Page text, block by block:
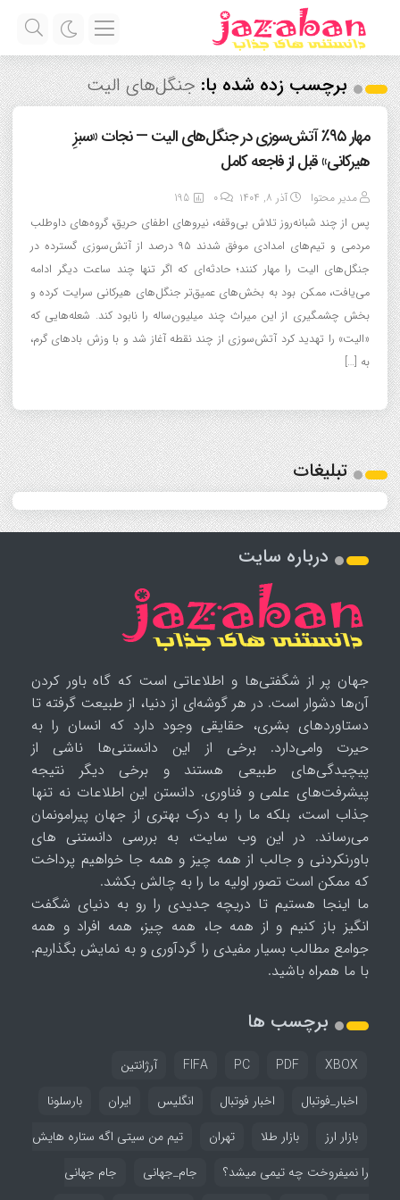
برچسب زده شده با:جنگل‌های الیت
مهار ۹۵٪ آتش‌سوزی در جنگل‌های الیت — نجات «سبزِ
هیرکانی» قبل از فاجعه کامل
مدیر محتوا آذر ۸, ۱۴۰۴ 0
195
پس از چند شبانه‌روز تلاش بی‌وقفه، نیروهای اطفای حریق، گروه‌های داوطلب
مردمی و تیم‌های امدادی موفق شدند ۹۵ درصد از آتش‌سوزی گسترده در
جنگل‌های الیت را مهار کنند؛ حادثه‌ای که اگر تنها چند ساعت دیگر ادامه
می‌یافت، ممکن بود به بخش‌های عمیق‌تر جنگل‌های هیرکانی سرایت کرده و
بخش چشمگیری از این میراث چند میلیون‌ساله را نابود کند. شعله‌هایی که
«الیت» را تهدید کرد آتش‌سوزی از چند نقطه آغاز شد و با وزش بادهای گرم،
به […]
تبلیغات
درباره سایت
جهان پر از شگفتی‌ها و اطلاعاتی است که گاه باور کردن
آن‌ها دشوار است. در هر گوشه‌ای از دنیا، از طبیعت گرفته تا
دستاوردهای بشری، حقایقی وجود دارد که انسان را به
حیرت وامی‌دارد. برخی از این دانستنی‌ها ناشی از
پیچیدگی‌های طبیعی هستند و برخی دیگر نتیجه
پیشرفت‌های علمی و فناوری. دانستن این اطلاعات نه تنها
جذاب است، بلکه ما را به درک بهتری از جهان پیرامونمان
می‌رساند. در این وب سایت، به بررسی دانستنی های
باورنکردنی و جالب از همه چیز و همه جا خواهیم پرداخت
که ممکن است تصور اولیه ما را به چالش بکشد.
ما اینجا هستیم تا دریچه جدیدی را رو به دنیای شگفت
انگیز باز کنیم و از همه جا، همه چیز، همه افراد و همه
جوامع مطالب بسیار مفیدی را گردآوری و به نمایش بگذاریم.
با ما همراه باشید.
برچسب ها
FIFA PC PDF XBOX
آرژانتین
اخبار_فوتبال
اخبار فوتبال انگلیس ایران
بارسلونا
بازار ارز
بازار طلا تهران
تیم من سیتی اگه ستاره هایش
را نمیفروخت چه تیمی میشد؟
جام_جهانی
جام جهانی